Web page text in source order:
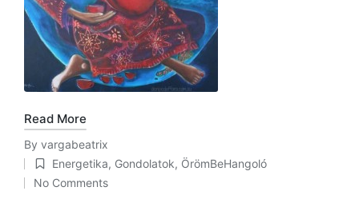
Read More
Posted
by
By vargabeatrix
Posted
in
Energetika, Gondolatok, ÖrömBeHangoló
No Comments